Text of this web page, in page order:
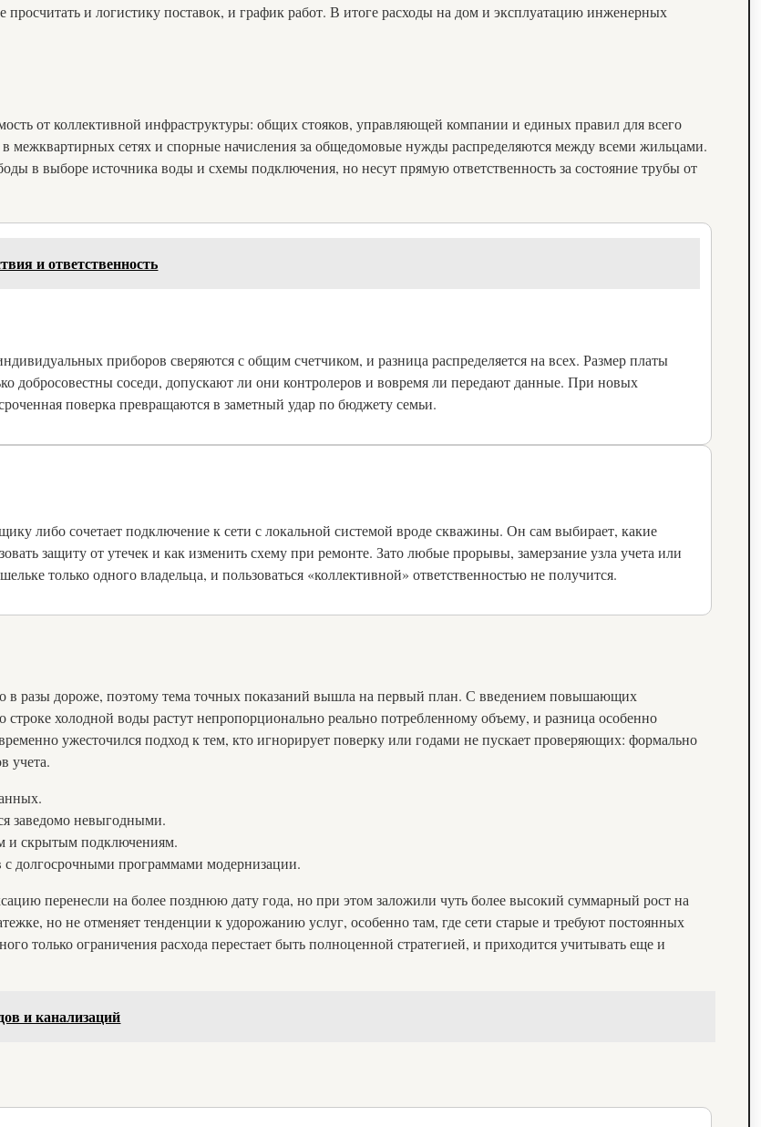
и логистику поставок, и график работ. В итоге расходы на дом и эксплуатацию инженерных
от коллективной инфраструктуры: общих стояков, управляющей компании и единых правил для всего
межквартирных сетях и спорные начисления за общедомовые нужды распределяются между всеми жильцами.
в выборе источника воды и схемы подключения, но несут прямую ответственность за состояние трубы от
и ответственность
приборов сверяются с общим счетчиком, и разница распределяется на всех. Размер платы
добросовестны соседи, допускают ли они контролеров и вовремя ли передают данные. При новых
поверка превращаются в заметный удар по бюджету семьи.
либо сочетает подключение к сети с локальной системой вроде скважины. Он сам выбирает, какие
защиту от утечек и как изменить схему при ремонте. Зато любые прорывы, замерзание узла учета или
только одного владельца, и пользоваться «коллективной» ответственностью не получится.
в разы дороже, поэтому тема точных показаний вышла на первый план. С введением повышающих
холодной воды растут непропорционально реально потребленному объему, и разница особенно
ужесточился подход к тем, кто игнорирует поверку или годами не пускает проверяющих: формально
учета.
заведомо невыгодными.
и скрытым подключениям.
с долгосрочными программами модернизации.
перенесли на более позднюю дату года, но при этом заложили чуть более высокий суммарный рост на
но не отменяет тенденции к удорожанию услуг, особенно там, где сети старые и требуют постоянных
только ограничения расхода перестает быть полноценной стратегией, и приходится учитывать еще и
и канализаций